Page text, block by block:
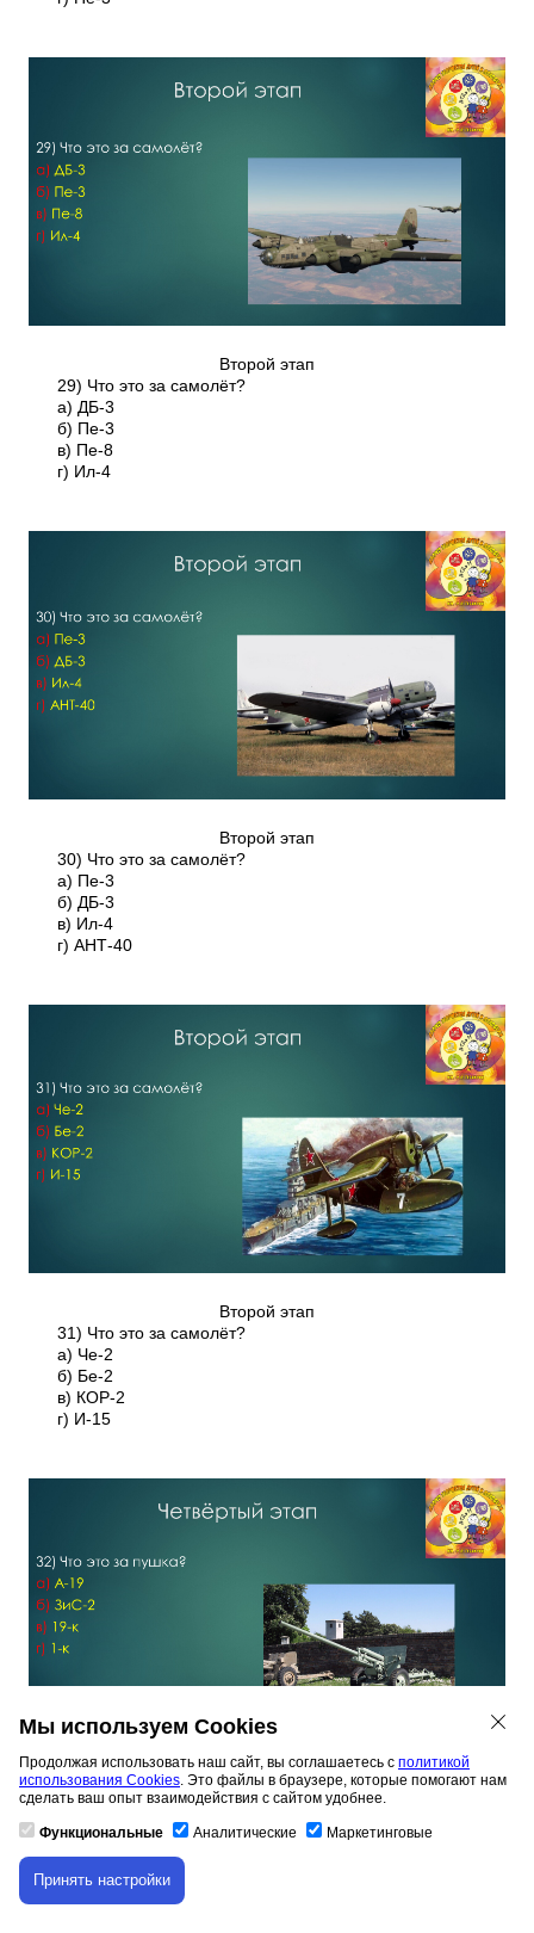
Второй этап
29) Что это за самолёт?
а) ДБ-3
б) Пе-3
в) Пе-8
г) Ил-4
Второй этап
30) Что это за самолёт?
а) Пе-3
б) ДБ-3
в) Ил-4
г) АНТ-40
Второй этап
31) Что это за самолёт?
а) Че-2
б) Бе-2
в) КОР-2
г) И-15
Четвёртый этап
32) Что это за пушка?
а) А-19
Скачивание материала доступно только для
авторизованных пользователей.
Мы используем Cookies
Продолжая использовать наш сайт, вы соглашаетесь с политикой
использования Cookies. Это файлы в браузере, которые помогают нам
сделать ваш опыт взаимодействия с сайтом удобнее.
Функциональные Аналитические Маркетинговые
Принять настройки